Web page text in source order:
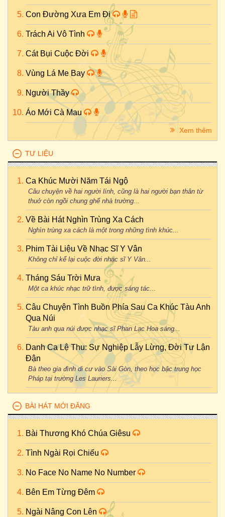
Con Đường Xưa Em Đi
Trách Ai Vô Tình
Cát Bụi Cuộc Đời
Vùng Lá Me Bay
Người Thầy
Áo Mới Cà Mau
Xem thêm
TƯ LIỆU
Ca Khúc Mười Năm Tái Ngộ
Câu chuyện về hai người lính, cũng là hai người bạn thân từ
thuở còn ngồi chung ghế nhà trường...
Về Bài Hát Nghìn Trùng Xa Cách
Nghìn trùng xa cách là một trong những tình khúc...
Phim Tài Liệu Về Nhạc Sĩ Y Vân
Không chỉ kể lại cuộc đời nhạc sĩ Y Vân...
Tháng Sáu Trời Mưa
Một ca khúc nhạc trữ tình, được sáng tác...
Câu Chuyện Tình Buồn Phía Sau Ca Khúc Tàu Anh
Qua Núi
Tàu anh qua núi được nhạc sĩ Phan Lạc Hoa sáng...
Danh Ca Lệ Thu: Sự Nghiệp Lẫy Lừng, Đời Tư Lận
Đận
Bà theo gia đình di cư vào Sài Gòn, theo học bậc trung học
Pháp tại trường Les Lauriers...
BÀI HÁT MỚI ĐĂNG
Bài Thương Khó Chúa Giêsu
Tình Ngài Rọi Chiếu
No Face No Name No Number
Bên Em Từng Đêm
Ngài Nâng Con Lên